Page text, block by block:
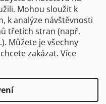
Mohou sloužit k
k analýze návštěvnosti
třetích stran (např.
Můžete je všechny
zakázat. Více
plnenieshopu.cz